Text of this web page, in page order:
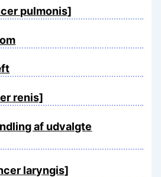
pulmonis]
renis]
af udvalgte
laryngis]